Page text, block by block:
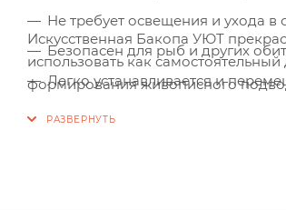
Не требует освещения и ухода в
Безопасен для рыб и других
Легко устанавливается и
Искусственная Бакопа УЮТ
использовать как
формирования живописного